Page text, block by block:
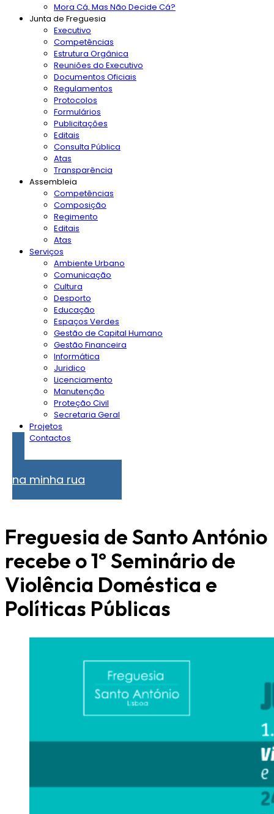
Mora Cá, Mas Não Decide Cá?
Junta de Freguesia
Executivo
Competências
Estrutura Orgânica
Reuniões do Executivo
Documentos Oficiais
Regulamentos
Protocolos
Formulários
Publicitações
Editais
Consulta Pública
Atas
Transparência
Assembleia
Competências
Composição
Regimento
Editais
Atas
Serviços
Ambiente Urbano
Comunicação
Cultura
Desporto
Educação
Espaços Verdes
Gestão de Capital Humano
Gestão Financeira
Informática
Juridico
Licenciamento
Manutenção
Proteção Civil
Secretaria Geral
Projetos
Contactos
na minha rua
Freguesia de Santo António
recebe o 1º Seminário de
Violência Doméstica e
Políticas Públicas